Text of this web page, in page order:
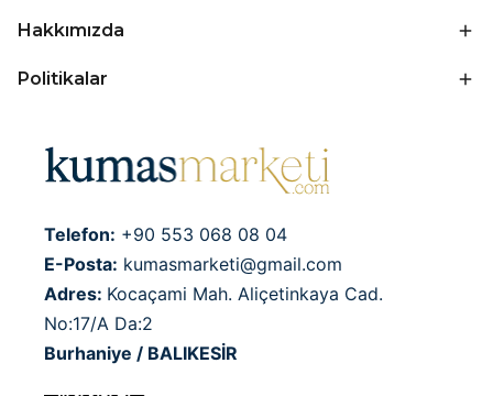
Hakkımızda
Politikalar
Telefon: +90 553 068 08 04
E-Posta: kumasmarketi@gmail.com
Adres: Kocaçami Mah. Aliçetinkaya Cad.
No:17/A Da:2
Burhaniye / BALIKESİR